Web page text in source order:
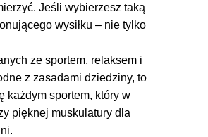
Jeśli wybierzesz taką
wysiłku – nie tylko
ze sportem, relaksem i
z zasadami dziedziny, to
każdym sportem, który w
pięknej muskulatury dla